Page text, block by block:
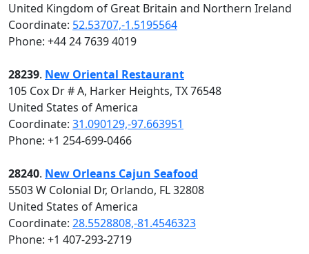
United Kingdom of Great Britain and Northern Ireland
Coordinate: 52.53707,-1.5195564
Phone: +44 24 7639 4019
28239. New Oriental Restaurant
105 Cox Dr # A, Harker Heights, TX 76548
United States of America
Coordinate: 31.090129,-97.663951
Phone: +1 254-699-0466
28240. New Orleans Cajun Seafood
5503 W Colonial Dr, Orlando, FL 32808
United States of America
Coordinate: 28.5528808,-81.4546323
Phone: +1 407-293-2719